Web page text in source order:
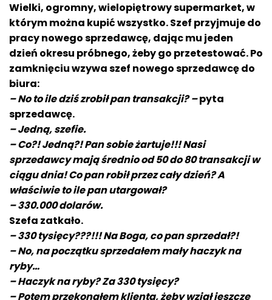
Wielki, ogromny, wielopiętrowy supermarket, w
którym można kupić wszystko. Szef przyjmuje do
pracy nowego sprzedawcę, dając mu jeden
dzień okresu próbnego, żeby go przetestować. Po
zamknięciu wzywa szef nowego sprzedawcę do
biura:
– No to ile dziś zrobił pan transakcji? –pyta
sprzedawcę.
– Jedną, szefie.
– Co?! Jedną?! Pan sobie żartuje!!! Nasi
sprzedawcy mają średnio od 50 do 80 transakcji w
ciągu dnia! Co pan robił przez cały dzień? A
właściwie to ile pan utargował?
– 330.000 dolarów.
Szefa zatkało.
– 330 tysięcy???!!! Na Boga, co pan sprzedał?!
– No, na początku sprzedałem mały haczyk na
ryby…
– Haczyk na ryby? Za 330 tysięcy?
– Potem przekonałem klienta, żeby wziął jeszcze